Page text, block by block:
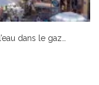
dans le gaz…